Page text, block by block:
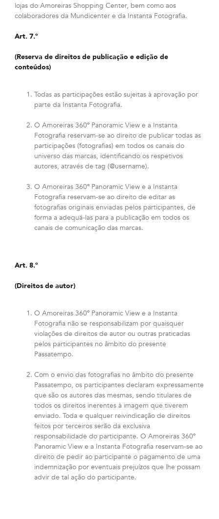
lojas do Amoreiras Shopping Center, bem como aos
colaboradores da Mundicenter e da Instanta Fotografia.
Art. 7.º
(Reserva de direitos de publicação e edição de
conteúdos)
Todas as participações estão sujeitas à aprovação por
parte da Instanta Fotografia.
O Amoreiras 360º Panoramic View e a Instanta
Fotografia reservam-se ao direito de publicar todas as
participações (fotografias) em todos os canais do
universo das marcas, identificando os respetivos
autores, através de tag (@username).
O Amoreiras 360º Panoramic View e a Instanta
Fotografia reservam-se ao direito de editar as
fotografias originais enviadas pelos participantes, de
forma a adequá-las para a publicação em todos os
canais de comunicação das marcas.
Art. 8.º
(Direitos de autor)
O Amoreiras 360º Panoramic View e a Instanta
Fotografia não se responsabilizam por quaisquer
violações de direitos de autor ou outras praticadas
pelos participantes no âmbito do presente
Passatempo.
Com o envio das fotografias no âmbito do presente
Passatempo, os participantes declaram expressamente
que são os autores das mesmas, sendo titulares de
todos os direitos inerentes à imagem que tiverem
enviado. Toda e qualquer reivindicação de direitos
feitos por terceiros serão da exclusiva
responsabilidade do participante. O Amoreiras 360º
Panoramic View e a Instanta Fotografia reservam-se ao
direito de pedir ao participante o pagamento de uma
indemnização por eventuais prejuízos que lhe possam
advir de tal ação do participante.